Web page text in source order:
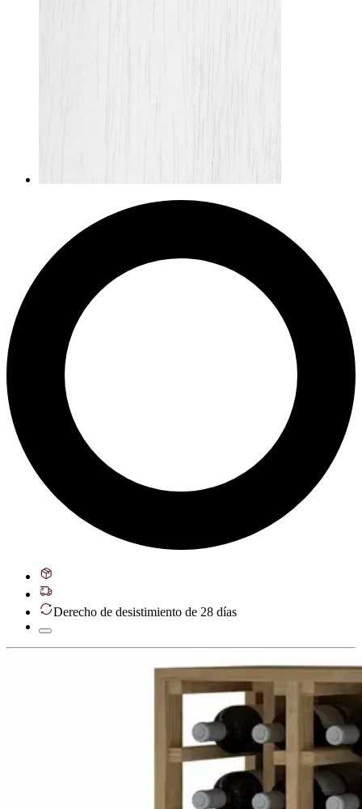
Derecho de desistimiento de 28 días